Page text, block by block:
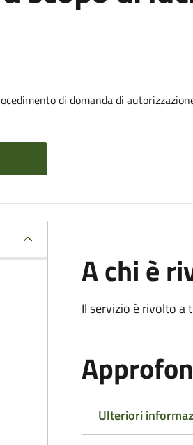
di domanda di
A chi è
Il servizio è rivolto a
Ulteriori